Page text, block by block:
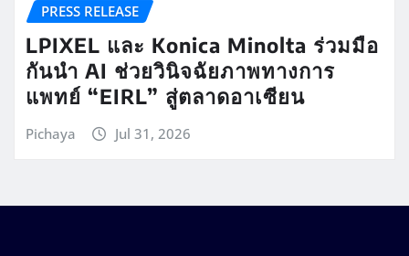
PRESS RELEASE
LPIXEL และ Konica Minolta ร่วมมือ
กันนำ AI ช่วยวินิจฉัยภาพทางการ
แพทย์ “EIRL” สู่ตลาดอาเซียน
Pichaya Jul 31, 2026